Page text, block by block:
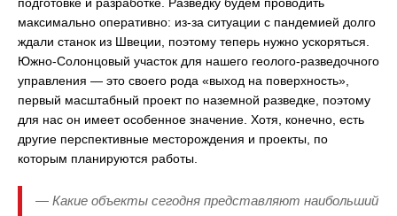
максимально оперативно: из-за ситуации с пандемией долго
ждали станок из Швеции, поэтому теперь нужно ускоряться.
Южно-Солонцовый участок для нашего геолого-разведочного
управления — это своего рода «выход на поверхность»,
первый масштабный проект по наземной разведке, поэтому
для нас он имеет особенное значение. Хотя, конечно, есть
другие перспективные месторождения и проекты, по
которым планируются работы.
— Какие объекты сегодня представляют наибольший